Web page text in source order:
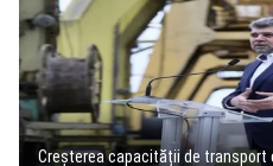
Creșterea capacității de transport